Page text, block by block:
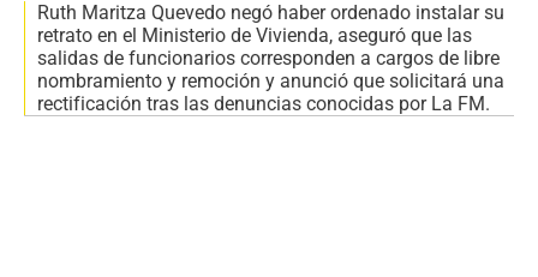
Ruth Maritza Quevedo negó haber ordenado instalar su
retrato en el Ministerio de Vivienda, aseguró que las
salidas de funcionarios corresponden a cargos de libre
nombramiento y remoción y anunció que solicitará una
rectificación tras las denuncias conocidas por La FM.